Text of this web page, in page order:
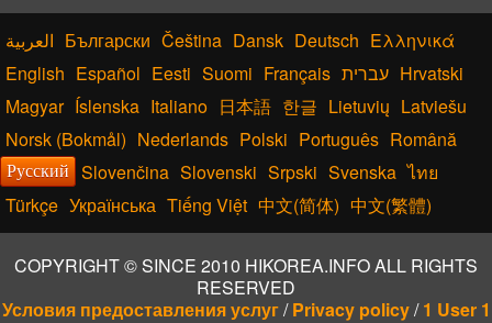
Български Čeština Dansk Deutsch Ελληνικά
English Español Eesti Suomi Français עברית Hrvatski
Magyar Íslenska Italiano 日本語 한글 Lietuvių Latviešu
Norsk (Bokmål) Nederlands Polski Português Română
Русский Slovenčina Slovenski Srpski Svenska ไทย
Türkçe Українська Tiếng Việt 中文(简体) 中文(繁體)
COPYRIGHT © SINCE 2010 HIKOREA.INFO ALL RIGHTS
RESERVED
Условия предоставления услуг/Privacy policy/1 User 1